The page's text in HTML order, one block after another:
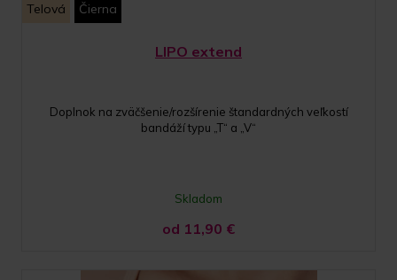
Telová Čierna
LIPO extend
Doplnok na zväčšenie/rozšírenie štandardných veľkostí
bandáží typu „T“ a „V“
Skladom
od 11,90 €